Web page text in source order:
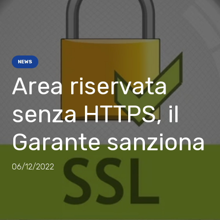
NEWS
Area riservata
senza HTTPS, il
Garante sanziona
06/12/2022